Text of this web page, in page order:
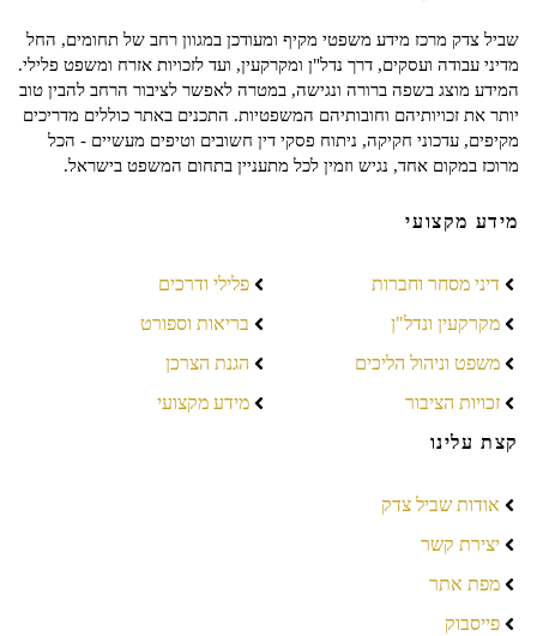
שביל צדק מרכז מידע משפטי מקיף ומעודכן במגוון רחב של תחומים, החל
מדיני עבודה ועסקים, דרך נדל"ן ומקרקעין, ועד לזכויות אזרח ומשפט פלילי.
המידע מוצג בשפה ברורה ונגישה, במטרה לאפשר לציבור הרחב להבין טוב
יותר את זכויותיהם וחובותיהם המשפטיות. התכנים באתר כוללים מדריכים
מקיפים, עדכוני חקיקה, ניתוח פסקי דין חשובים וטיפים מעשיים - הכל
מרוכז במקום אחד, נגיש וזמין לכל מתעניין בתחום המשפט בישראל.
מידע מקצועי
דיני מסחר וחברות
מקרקעין ונדל"ן
משפט וניהול הליכים
זכויות הציבור
פלילי ודרכים
בריאות וספורט
הגנת הצרכן
מידע מקצועי
קצת עלינו
אודות שביל צדק
יצירת קשר
מפת אתר
פייסבוק